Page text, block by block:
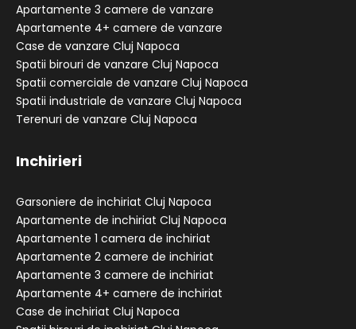
Apartamente 3 camere de vanzare
Apartamente 4+ camere de vanzare
Case de vanzare Cluj Napoca
Spatii birouri de vanzare Cluj Napoca
Spatii comerciale de vanzare Cluj Napoca
Spatii industriale de vanzare Cluj Napoca
Terenuri de vanzare Cluj Napoca
Inchirieri
Garsoniere de inchiriat Cluj Napoca
Apartamente de inchiriat Cluj Napoca
Apartamente 1 camera de inchiriat
Apartamente 2 camere de inchiriat
Apartamente 3 camere de inchiriat
Apartamente 4+ camere de inchiriat
Case de inchiriat Cluj Napoca